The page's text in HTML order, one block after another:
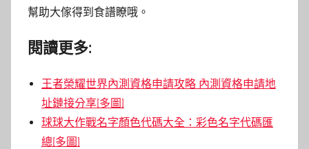
幫助大傢得到食譜瞭哦。
閱讀更多:
王者榮耀世界內測資格申請攻略 內測資格申請地
址鏈接分享[多圖]
球球大作戰名字顏色代碼大全：彩色名字代碼匯
總[多圖]